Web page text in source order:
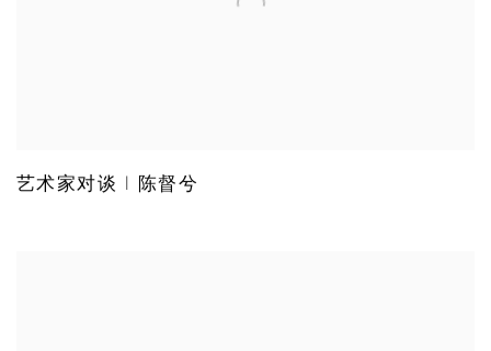
艺术家对谈 | 陈督兮